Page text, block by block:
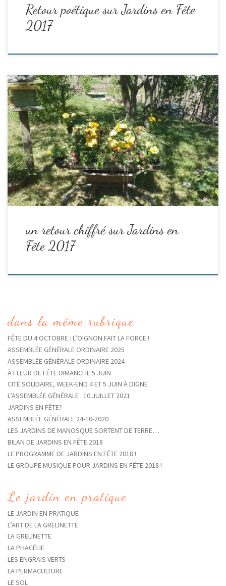
Retour poétique sur Jardins en Fête
2017
Le soleil et les sourires étaient au rendez-vous, et comme à
chaque fois, toute l’équipe, les bénévoles, les partenaires, les
salarié.es, sommes bien récompensé.es par le plaisir de cette
belle journée.
La fête en quelques chiffres :
Read the rest
un retour chiffré sur Jardins en
Fête 2017
dans la même rubrique
FÊTE DU 4 OCTOBRE : L’OIGNON FAIT LA FORCE !
ASSEMBLÉE GÉNÉRALE ORDINAIRE 2025
ASSEMBLÉE GÉNÉRALE ORDINAIRE 2024
À FLEUR DE FÊTE DIMANCHE 5 JUIN
CITÉ SOLIDAIRE, WEEK-END 4 ET 5 JUIN À DIGNE
L’ASSEMBLÉE GÉNÉRALE : 10 JUILLET 2021
JARDINS EN FÊTE?
ASSEMBLÉE GÉNÉRALE 24-10-2020
LES JARDINS DE MANOSQUE SORTENT DE TERRE…
BILAN DE JARDINS EN FÊTE 2018
LE PROGRAMME DE JARDINS EN FÊTE 2018 !
LE GROUPE MUSIQUE POUR JARDINS EN FÊTE 2018 !
Le jardin en pratique
LE JARDIN EN PRATIQUE
L’ART DE LA GRELINETTE
LA GRELINETTE
LA PHACÉLIE
LES ENGRAIS VERTS
LA PERMACULTURE
LE SOL